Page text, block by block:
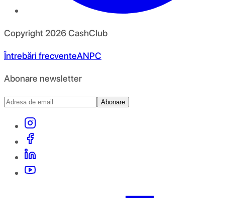
Copyright 2026CashClub
Întrebări frecventeANPC
Abonare newsletter
Abonare